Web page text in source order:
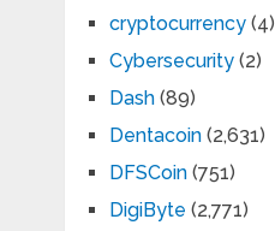
cryptocurrency(4)
Cybersecurity(2)
Dash(89)
Dentacoin(2,631)
DFSCoin(751)
DigiByte (2,771)